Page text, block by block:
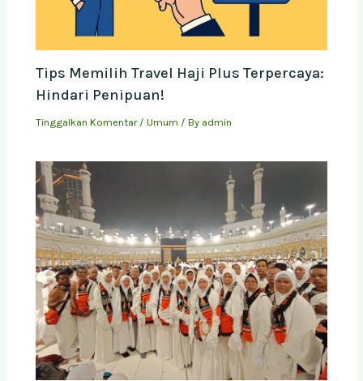
Tips Memilih Travel Haji Plus Terpercaya:
Hindari Penipuan!
Tinggalkan Komentar /Umum / By admin